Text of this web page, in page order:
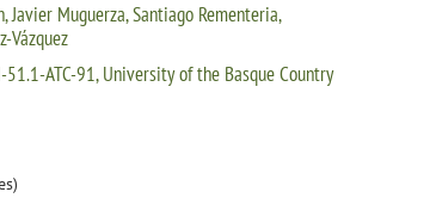
Javier Muguerza, Santiago Rementeria,
Vázquez
ATC-91, University of the Basque Country